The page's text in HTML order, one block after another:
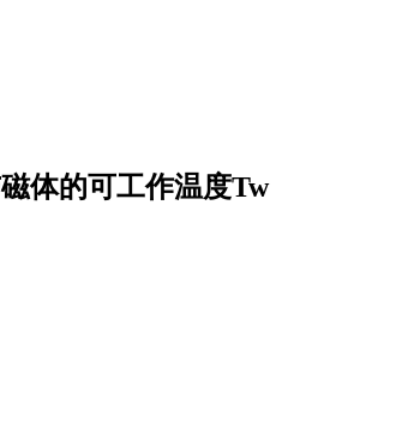
体的可工作温度Tw